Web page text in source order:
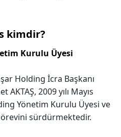
kimdir?
Kurulu Üyesi
Holding İcra Başkanı
2009 yılı Mayıs
Yönetim Kurulu Üyesi ve
sürdürmektedir.